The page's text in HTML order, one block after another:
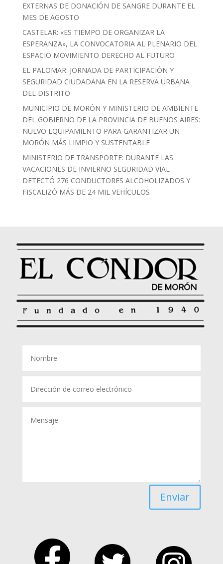
EXTERNAS DE DONACIÓN DE SANGRE DURANTE EL
MES DE AGOSTO
CASTELAR: «ES TIEMPO DE ORGANIZAR LA
ESPERANZA», LA CONVOCATORIA AL PLENARIO DEL
ESPACIO MOVIMIENTO DERECHO AL FUTURO
EL PALOMAR: JORNADA DE PARTICIPACIÓN Y
SEGURIDAD CIUDADANA EN LA RESERVA URBANA
DEL DISTRITO
MUNICIPIO DE MORÓN Y MINISTERIO DE AMBIENTE
DEL GOBIERNO DE LA PROVINCIA DE BUENOS AIRES:
NUEVO EQUIPAMIENTO PARA GARANTIZAR UN
MORÓN MÁS LIMPIO Y SUSTENTABLE
MINISTERIO DE TRANSPORTE: DURANTE LAS
VACACIONES DE INVIERNO SEGURIDAD VIAL
DETECTÓ 276 CONDUCTORES ALCOHOLIZADOS Y
FISCALIZÓ MÁS DE 24 MIL VEHÍCULOS
Enviar